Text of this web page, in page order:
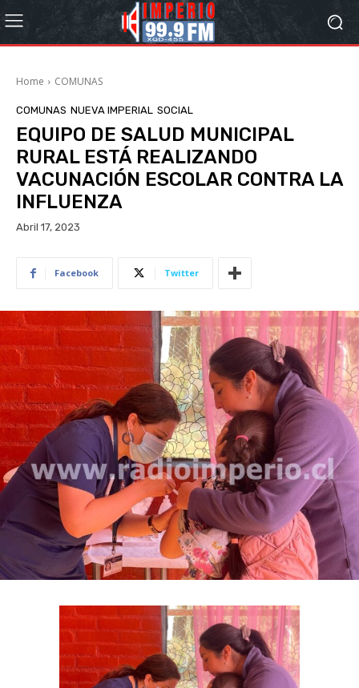
Home COMUNAS
COMUNAS NUEVA IMPERIAL SOCIAL
EQUIPO DE SALUD MUNICIPAL
RURAL ESTÁ REALIZANDO
VACUNACIÓN ESCOLAR CONTRA LA
INFLUENZA
Abril 17, 2023
Facebook Twitter